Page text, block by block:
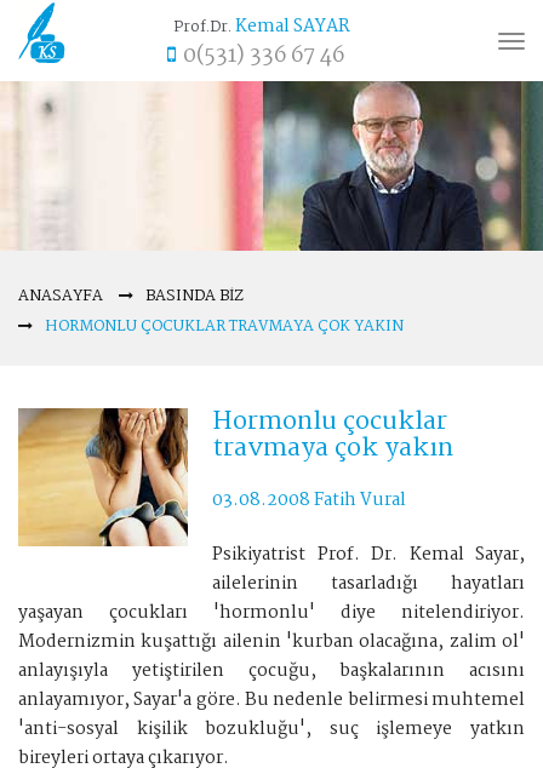
Prof.Dr.Kemal SAYAR
0(531) 336 67 46
ANASAYFA
BASINDA BIZ
HORMONLU ÇOCUKLAR TRAVMAYA ÇOK YAKIN
Hormonlu çocuklar
travmaya çok yakın
03.08.2008 Fatih Vural
Psikiyatrist Prof. Dr. Kemal Sayar,
ailelerinin tasarladığı hayatları
yaşayan çocukları 'hormonlu' diye nitelendiriyor.
Modernizmin kuşattığı ailenin 'kurban olacağına, zalim ol'
anlayışıyla yetiştirilen çocuğu, başkalarının acısını
anlayamıyor, Sayar'a göre. Bu nedenle belirmesi muhtemel
'anti-sosyal kişilik bozukluğu', suç işlemeye yatkın
bireyleri ortaya çıkarıyor.